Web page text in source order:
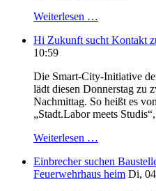
Weiterlesen …
Hi Zukunft sucht Kontakt
10:59
Die Smart-City-Initiative
lädt diesen Donnerstag zu
Nachmittag. So heißt es
„Stadt.Labor meets
Weiterlesen …
Einbrecher suchen
Feuerwehrhaus heim Di,